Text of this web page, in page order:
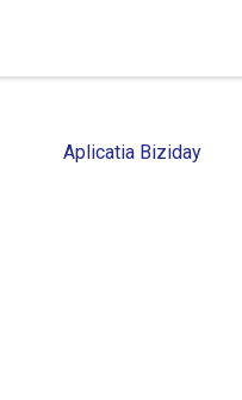
Aplicatia Biziday